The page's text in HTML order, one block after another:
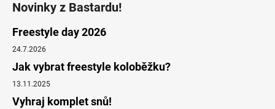
Novinky z Bastardu!
Freestyle day 2026
24.7.2026
Jak vybrat freestyle koloběžku?
13.11.2025
Vyhraj komplet snů!